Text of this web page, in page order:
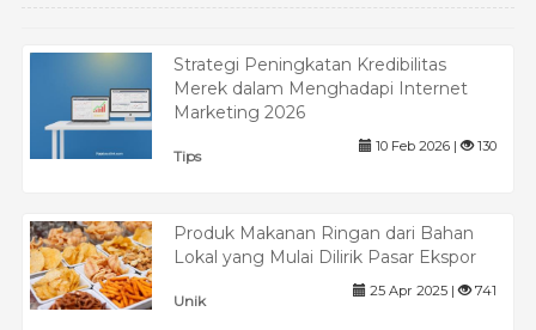
Strategi Peningkatan Kredibilitas
Merek dalam Menghadapi Internet
Marketing 2026
Tips
10 Feb 2026 | 130
Produk Makanan Ringan dari Bahan
Lokal yang Mulai Dilirik Pasar Ekspor
Unik
25 Apr 2025 | 741